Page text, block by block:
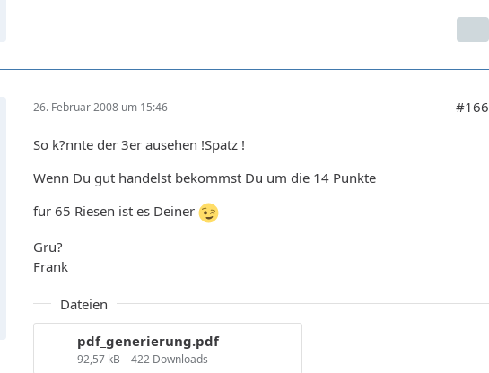
26. Februar 2008 um 15:46 #166
So k?nnte der 3er ausehen !Spatz !
Wenn Du gut handelst bekommst Du um die 14 Punkte
fur 65 Riesen ist es Deiner
Gru?
Frank
Dateien
pdf_generierung.pdf
92,57 kB – 422 Downloads